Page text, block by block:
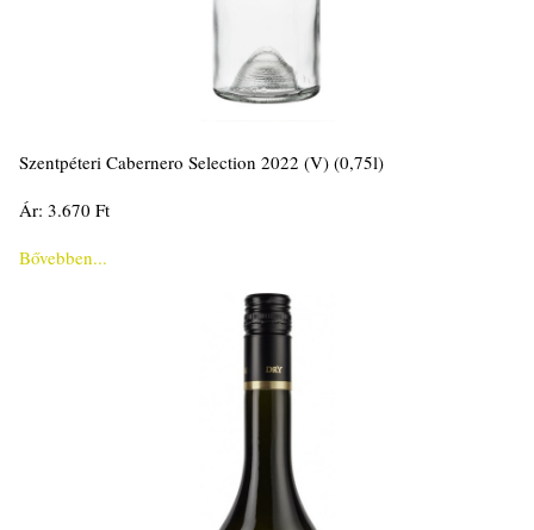
Szentpéteri Cabernero Selection 2022 (V) (0,75l)
Ár: 3.670 Ft
Bővebben...